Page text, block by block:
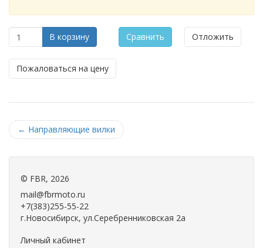
В корзину Сравнить Отложить
Пожаловаться на цену
← Направляющие вилки
© FBR, 2026
mail@fbrmoto.ru
+7(383)255-55-22
г.Новосибирск, ул.Серебренниковская 2а
Личный кабинет